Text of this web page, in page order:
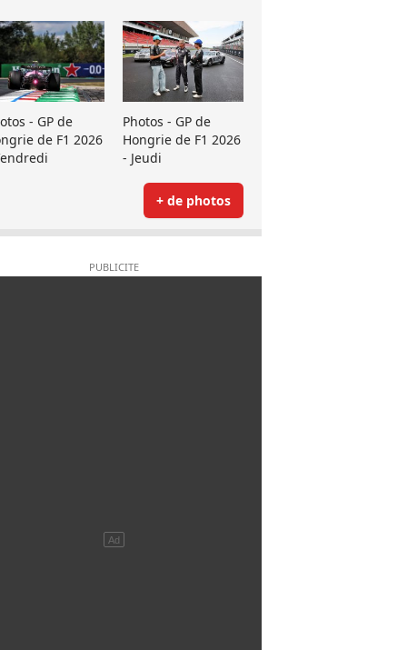
- GP de
de F1 2026
Photos - GP de
Hongrie de F1 2026
- Jeudi
+ de photos